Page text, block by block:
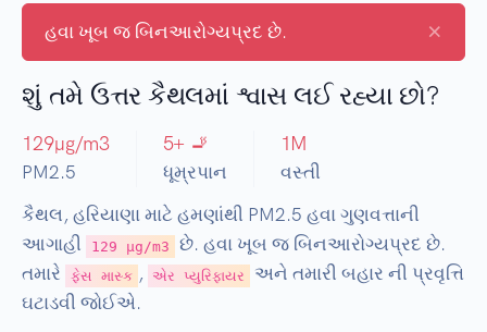
હવા ખૂબ જ બિનઆરોગ્યપ્રદ છે. ×
શું તમે ઉત્તર કૈથલમાં શ્વાસ લઈ રહ્યા છો?
129µg/m3
PM2.5
5+ 🚬
ધૂમ્રપાન
1M
વસ્તી
કૈથલ, હરિયાણા માટે હમણાંથી PM2.5 હવા ગુણવત્તાની
આગાહી
129 µg/m3
છે. હવા ખૂબ જ બિનઆરોગ્યપ્રદ છે.
તમારે
ફેસ માસ્ક , એર પ્યુરિફાયર
અને તમારી બહાર ની પ્રવૃત્તિ
ઘટાડવી જોઈએ.